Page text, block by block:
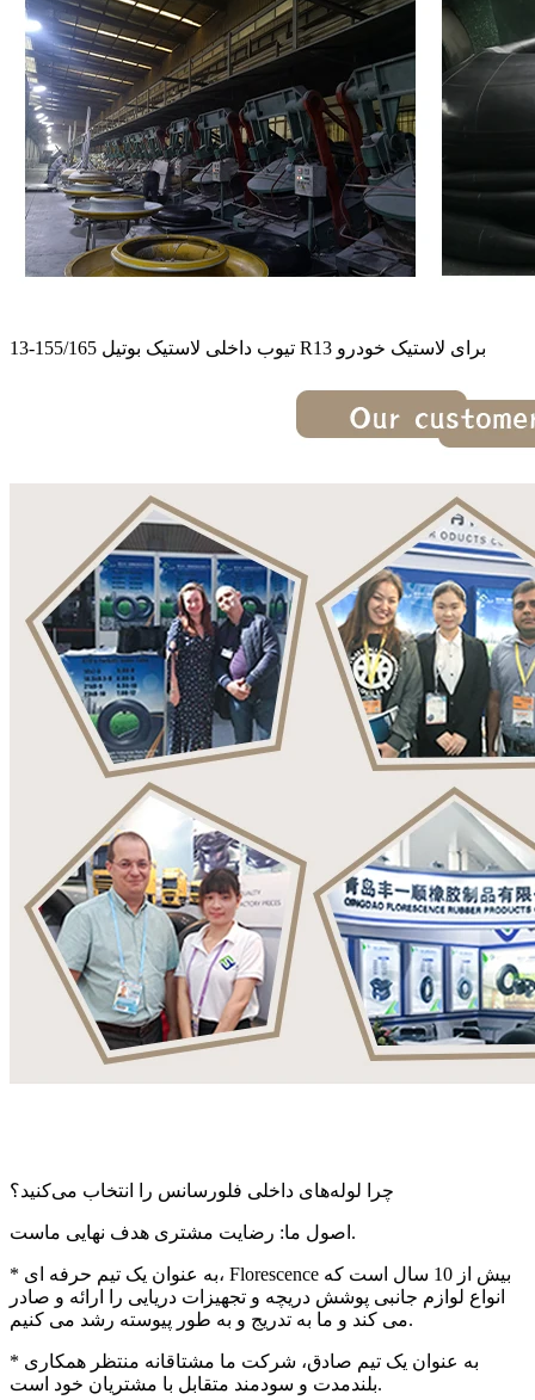
تیوب داخلی لاستیک بوتیل 155/165-13 R13 برای لاستیک خودرو
چرا لوله‌های داخلی فلورسانس را انتخاب می‌کنید؟
اصول ما: رضایت مشتری هدف نهایی ماست.
* به عنوان یک تیم حرفه ای، Florescence بیش از 10 سال است که
انواع لوازم جانبی پوشش دریچه و تجهیزات دریایی را ارائه و صادر
می کند و ما به تدریج و به طور پیوسته رشد می کنیم.
* به عنوان یک تیم صادق، شرکت ما مشتاقانه منتظر همکاری
بلندمدت و سودمند متقابل با مشتریان خود است.